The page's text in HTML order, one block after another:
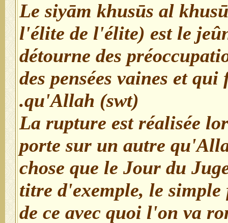
Le siyām khusūs al
l'élite de l'élite) est le
détourne des
des pensées vaines et
qu'Allah (swt).
La rupture est réalisée
porte sur un autre
chose que le Jour du
titre d'exemple, le
de ce avec quoi l'on va